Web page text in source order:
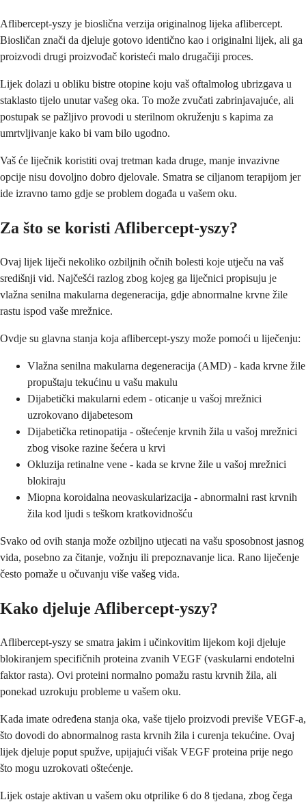
Aflibercept-yszy je bioslična verzija originalnog lijeka aflibercept.
Biosličan znači da djeluje gotovo identično kao i originalni lijek, ali ga
proizvodi drugi proizvođač koristeći malo drugačiji proces.
Lijek dolazi u obliku bistre otopine koju vaš oftalmolog ubrizgava u
staklasto tijelo unutar vašeg oka. To može zvučati zabrinjavajuće, ali
postupak se pažljivo provodi u sterilnom okruženju s kapima za
umrtvljivanje kako bi vam bilo ugodno.
Vaš će liječnik koristiti ovaj tretman kada druge, manje invazivne
opcije nisu dovoljno dobro djelovale. Smatra se ciljanom terapijom jer
ide izravno tamo gdje se problem događa u vašem oku.
Za što se koristi Aflibercept-yszy?
Ovaj lijek liječi nekoliko ozbiljnih očnih bolesti koje utječu na vaš
središnji vid. Najčešći razlog zbog kojeg ga liječnici propisuju je
vlažna senilna makularna degeneracija, gdje abnormalne krvne žile
rastu ispod vaše mrežnice.
Ovdje su glavna stanja koja aflibercept-yszy može pomoći u liječenju:
Vlažna senilna makularna degeneracija (AMD) - kada krvne žile
propuštaju tekućinu u vašu makulu
Dijabetički makularni edem - oticanje u vašoj mrežnici
uzrokovano dijabetesom
Dijabetička retinopatija - oštećenje krvnih žila u vašoj mrežnici
zbog visoke razine šećera u krvi
Okluzija retinalne vene - kada se krvne žile u vašoj mrežnici
blokiraju
Miopna koroidalna neovaskularizacija - abnormalni rast krvnih
žila kod ljudi s teškom kratkovidnošću
Svako od ovih stanja može ozbiljno utjecati na vašu sposobnost jasnog
vida, posebno za čitanje, vožnju ili prepoznavanje lica. Rano liječenje
često pomaže u očuvanju više vašeg vida.
Kako djeluje Aflibercept-yszy?
Aflibercept-yszy se smatra jakim i učinkovitim lijekom koji djeluje
blokiranjem specifičnih proteina zvanih VEGF (vaskularni endotelni
faktor rasta). Ovi proteini normalno pomažu rastu krvnih žila, ali
ponekad uzrokuju probleme u vašem oku.
Kada imate određena stanja oka, vaše tijelo proizvodi previše VEGF-a,
što dovodi do abnormalnog rasta krvnih žila i curenja tekućine. Ovaj
lijek djeluje poput spužve, upijajući višak VEGF proteina prije nego
što mogu uzrokovati oštećenje.
Lijek ostaje aktivan u vašem oku otprilike 6 do 8 tjedana, zbog čega